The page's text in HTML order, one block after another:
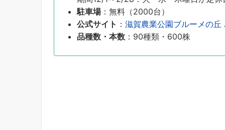
駐車場：無料（2000台）
公式サイト ： 滋賀農業公園ブルーメの丘
品種数・本数：90種類・600株